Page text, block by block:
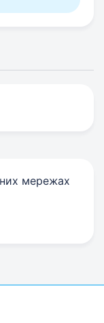
мережах